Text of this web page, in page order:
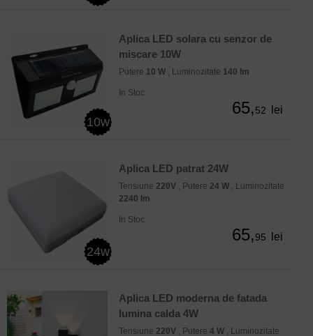
10w
Aplica LED solara cu senzor de
miscare 10W
Putere 10 W , Luminozitate 140 lm
In Stoc
65,52 lei
24w
Aplica LED patrat 24W
Tensiune 220V , Putere 24 W , Luminozitate
2240 lm
In Stoc
65,95 lei
Aplica LED moderna de fatada
lumina calda 4W
Tensiune 220V , Putere 4 W , Luminozitate